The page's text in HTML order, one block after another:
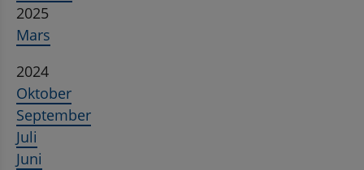
2025
Mars
2024
Oktober
September
Juli
Juni